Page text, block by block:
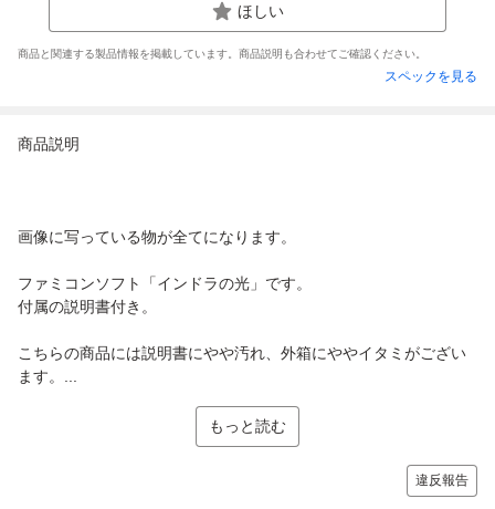
ほしい
商品と関連する製品情報を掲載しています。商品説明も合わせてご確認ください。
スペックを見る
商品説明
画像に写っている物が全てになります。
ファミコンソフト「インドラの光」です。
付属の説明書付き。
こちらの商品には説明書にやや汚れ、外箱にややイタミがござい
ます。...
もっと読む
違反報告